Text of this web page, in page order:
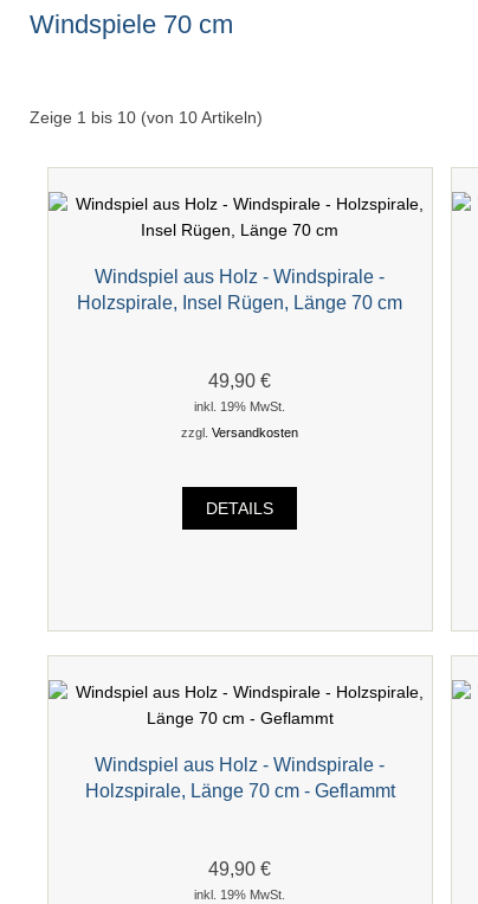
Windspiele 70 cm
Zeige 1 bis 10(von 10Artikeln)
Windspiel aus Holz - Windspirale -
Holzspirale, Insel Rügen, Länge 70 cm
49,90 €
inkl. 19% MwSt.
zzgl.Versandkosten
DETAILS
Windspiel aus Holz - Windspirale -
Holzspirale, Länge 70 cm - Geflammt
49,90 €
inkl. 19% MwSt.